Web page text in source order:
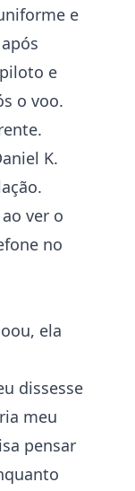
e
e
o voo.
K.
ver o
no
ela
dissesse
meu
pensar